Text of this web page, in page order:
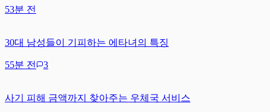
53분 전
30대 남성들이 기피하는 에타녀의 특징
55분 전 3
사기 피해 금액까지 찾아주는 우체국 서비스